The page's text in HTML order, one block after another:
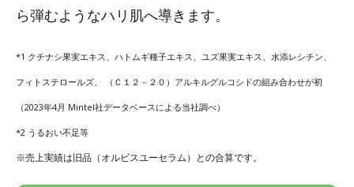
ら弾むようなハリ肌へ導きます。
*1 クチナシ果実エキス、ハトムギ種子エキス、ユズ果実エキス、水添レシチン、
フィトステロールズ、 （Ｃ１２－２０）アルキルグルコシドの組み合わせが初
（2023年4月 Mintel社データベースによる当社調べ）
*2 うるおい不足等
※売上実績は旧品（オルビスユーセラム）との合算です。